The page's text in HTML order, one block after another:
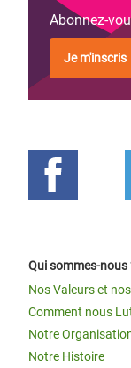
Abonnez-
Je m'inscris
Qui sommes-nous
Nos Valeurs et
Comment nous
Notre
Notre Histoire